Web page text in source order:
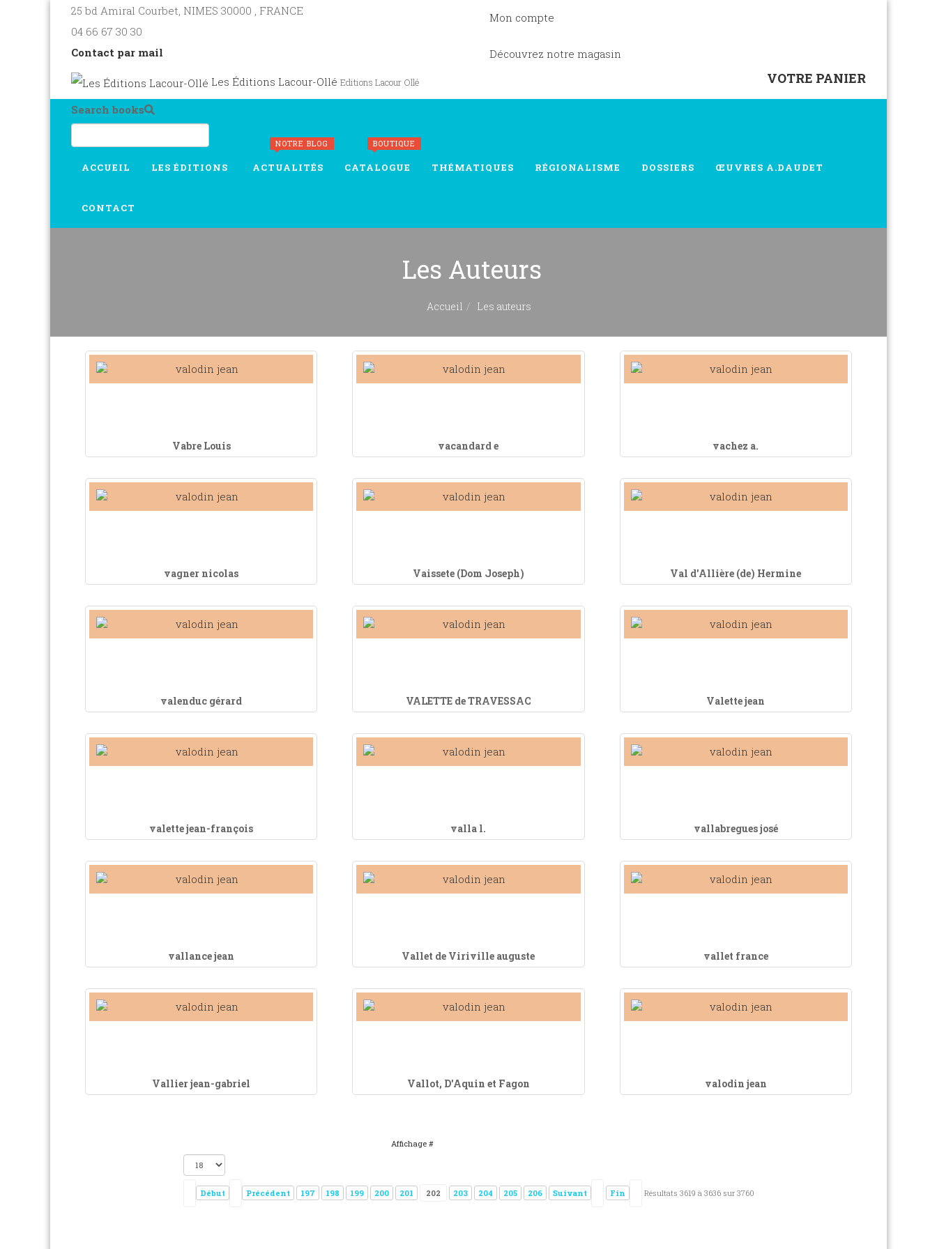
25 bd Amiral Courbet, NIMES 30000 , FRANCE
04 66 67 30 30
Contact par mail
Mon compte
Découvrez notre magasin
Les Éditions Lacour-Ollé Editions Lacour Ollé VOTRE PANIER
Search books
ACCUEIL LES ÉDITIONS ACTUALITÉS
NOTRE BLOG
CATALOGUE
BOUTIQUE
THÉMATIQUES RÉGIONALISME DOSSIERS ŒUVRES A.DAUDET
CONTACT
Les Auteurs
Accueil Les auteurs
Vabre Louis vacandard e vachez a.
vagner nicolas Vaissete (Dom Joseph) Val d'Allière (de) Hermine
valenduc gérard VALETTE de TRAVESSAC Valette jean
valette jean-françois valla l. vallabregues josé
vallance jean Vallet de Viriville auguste vallet france
Vallier jean-gabriel Vallot, D'Aquin et Fagon valodin jean
Affichage #
Début Précédent 197 198 199 200 201 202 203 204 205 206 Suivant Fin Résultats 3619 à 3636 sur 3760